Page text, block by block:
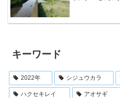
キーワード
2022年 シジュウカラ
ハクセキレイ アオサギ